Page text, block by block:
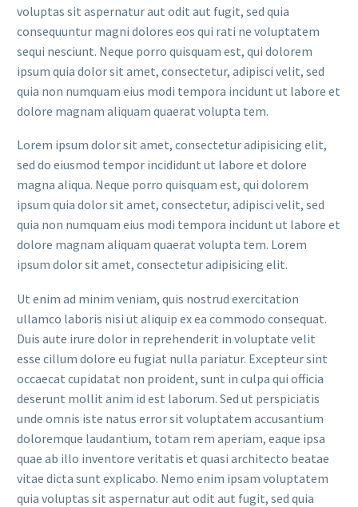
voluptas sit aspernatur aut odit aut fugit, sed quia
consequuntur magni dolores eos qui rati ne voluptatem
sequi nesciunt. Neque porro quisquam est, qui dolorem
ipsum quia dolor sit amet, consectetur, adipisci velit, sed
quia non numquam eius modi tempora incidunt ut labore et
dolore magnam aliquam quaerat volupta tem.
Lorem ipsum dolor sit amet, consectetur adipisicing elit,
sed do eiusmod tempor incididunt ut labore et dolore
magna aliqua. Neque porro quisquam est, qui dolorem
ipsum quia dolor sit amet, consectetur, adipisci velit, sed
quia non numquam eius modi tempora incidunt ut labore et
dolore magnam aliquam quaerat volupta tem. Lorem
ipsum dolor sit amet, consectetur adipisicing elit.
Ut enim ad minim veniam, quis nostrud exercitation
ullamco laboris nisi ut aliquip ex ea commodo consequat.
Duis aute irure dolor in reprehenderit in voluptate velit
esse cillum dolore eu fugiat nulla pariatur. Excepteur sint
occaecat cupidatat non proident, sunt in culpa qui officia
deserunt mollit anim id est laborum. Sed ut perspiciatis
unde omnis iste natus error sit voluptatem accusantium
doloremque laudantium, totam rem aperiam, eaque ipsa
quae ab illo inventore veritatis et quasi architecto beatae
vitae dicta sunt explicabo. Nemo enim ipsam voluptatem
quia voluptas sit aspernatur aut odit aut fugit, sed quia